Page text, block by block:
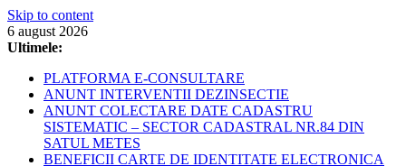
Skip to content
6 august 2026
Ultimele:
PLATFORMA E-CONSULTARE
ANUNT INTERVENTII DEZINSECTIE
ANUNT COLECTARE DATE CADASTRU
SISTEMATIC – SECTOR CADASTRAL NR.84 DIN
SATUL METES
BENEFICII CARTE DE IDENTITATE ELECTRONICA